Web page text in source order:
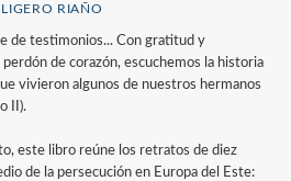
RIAÑO
de testimonios... Con gratitud y
de corazón, escuchemos la historia
vivieron algunos de nuestros hermanos
II).
este libro reúne los retratos de diez
de la persecución en Europa del Este: